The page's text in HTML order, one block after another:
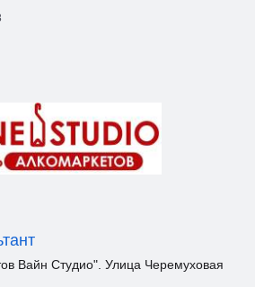
Вайн Студио". Улица Черемуховая